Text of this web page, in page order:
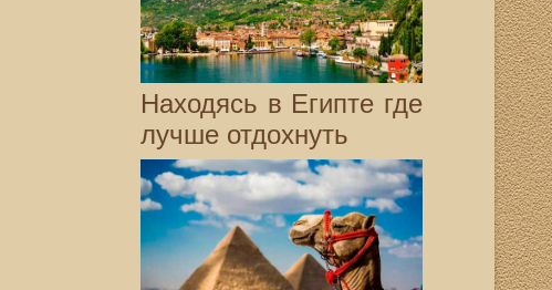
Находясь в Египте где
лучше отдохнуть